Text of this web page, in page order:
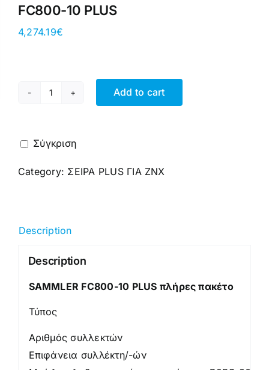
FC800-10 PLUS
4,274.19€
FC800-
quantity
Add to cart
Σύγκριση
Category: ΣΕΙΡΑ PLUS ΓΙΑ ΖΝΧ
Description
Description
SAMMLER FC800-10 PLUS πλήρες πακέτο
Τύπος
Αριθμός συλλεκτών
Επιφάνεια συλλέκτη/-ών